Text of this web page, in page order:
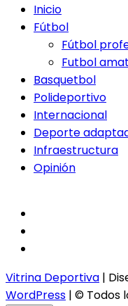
Inicio
Fútbol
Fútbol
Futbol
Basquetbol
Polideportivo
Internacional
Deporte
Infraestructura
Opinión
Vitrina Deportiva |
WordPress | © Todos